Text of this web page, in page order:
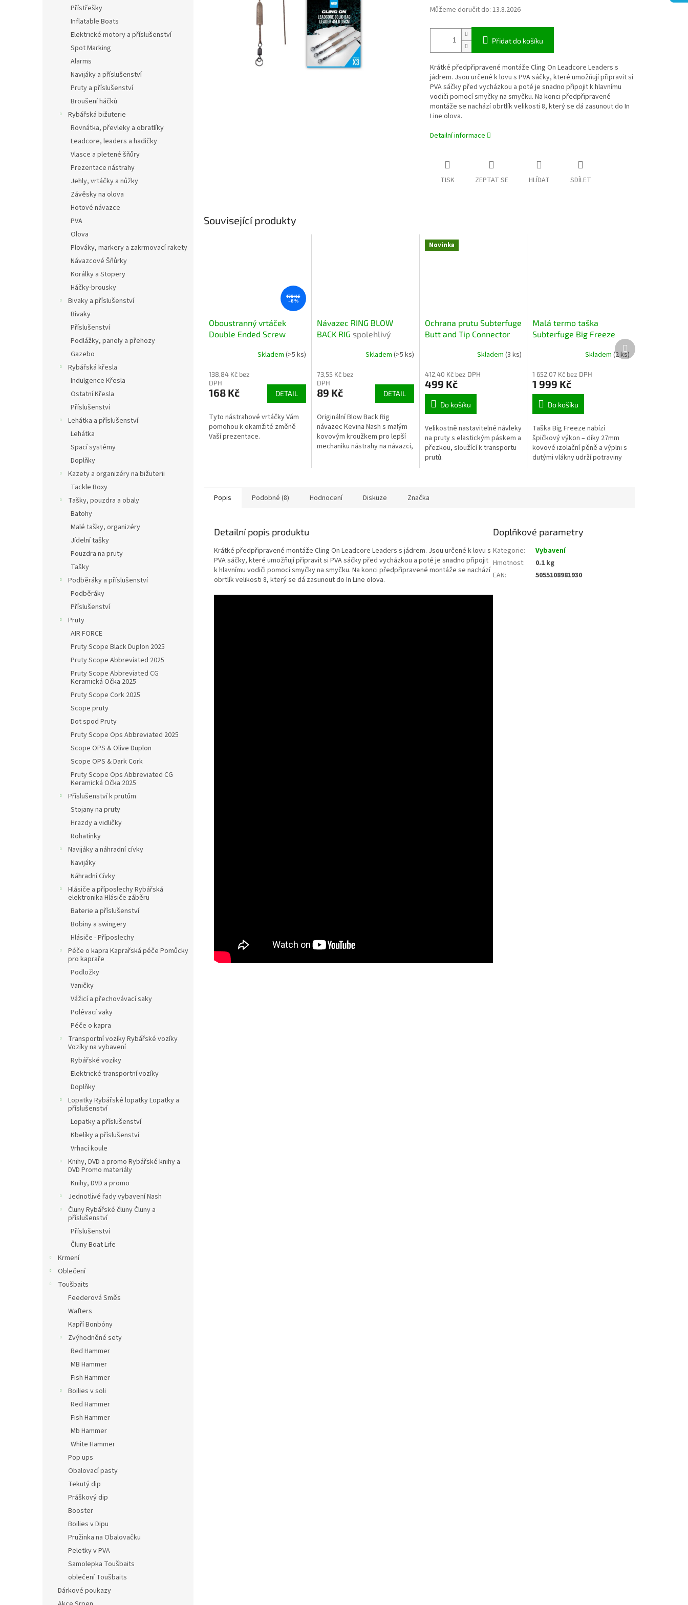
Přístřešky
Inflatable Boats
Elektrické motory a příslušenství
Spot Marking
Alarms
Navijáky a příslušenství
Pruty a příslušenství
Broušení háčků
Rybářská bižuterie
Rovnátka, převleky a obratlíky
Leadcore, leaders a hadičky
Vlasce a pletené šňůry
Prezentace nástrahy
Jehly, vrtáčky a nůžky
Závěsky na olova
Hotové návazce
PVA
Olova
Plováky, markery a zakrmovací rakety
Návazcové Šňůrky
Korálky a Stopery
Háčky-brousky
Bivaky a příslušenství
Bivaky
Příslušenství
Podlážky, panely a přehozy
Gazebo
Rybářská křesla
Indulgence Křesla
Ostatní Křesla
Příslušenství
Lehátka a příslušenství
Lehátka
Spací systémy
Doplňky
Kazety a organizéry na bižuterii
Tackle Boxy
Tašky, pouzdra a obaly
Batohy
Malé tašky, organizéry
Jídelní tašky
Pouzdra na pruty
Tašky
Podběráky a příslušenství
Podběráky
Příslušenství
Pruty
AIR FORCE
Pruty Scope Black Duplon 2025
Pruty Scope Abbreviated 2025
Pruty Scope Abbreviated CG
Keramická Očka 2025
Pruty Scope Cork 2025
Scope pruty
Dot spod Pruty
Pruty Scope Ops Abbreviated 2025
Scope OPS & Olive Duplon
Scope OPS & Dark Cork
Pruty Scope Ops Abbreviated CG
Keramická Očka 2025
Příslušenství k prutům
Stojany na pruty
Hrazdy a vidličky
Rohatinky
Navijáky a náhradní cívky
Navijáky
Náhradní Cívky
Hlásiče a příposlechy Rybářská
elektronika Hlásiče záběru
Baterie a příslušenství
Bobiny a swingery
Hlásiče - Příposlechy
Péče o kapra Kaprařská péče Pomůcky
pro kapraře
Podložky
Vaničky
Vážicí a přechovávací saky
Polévací vaky
Péče o kapra
Transportní vozíky Rybářské vozíky
Vozíky na vybavení
Rybářské vozíky
Elektrické transportní vozíky
Doplňky
Lopatky Rybářské lopatky Lopatky a
příslušenství
Lopatky a příslušenství
Kbelíky a příslušenství
Vrhací koule
Knihy, DVD a promo Rybářské knihy a
DVD Promo materiály
Knihy, DVD a promo
Jednotlivé řady vybavení Nash
Čluny Rybářské čluny Čluny a
příslušenství
Příslušenství
Čluny Boat Life
Krmení
Oblečení
Toušbaits
Feederová Směs
Wafters
Kapří Bonbóny
Zvýhodněné sety
Red Hammer
MB Hammer
Fish Hammer
Boilies v soli
Red Hammer
Fish Hammer
Mb Hammer
White Hammer
Pop ups
Obalovací pasty
Tekutý dip
Práškový dip
Booster
Boilies v Dipu
Pružinka na Obalovačku
Peletky v PVA
Samolepka Toušbaits
oblečení Toušbaits
Dárkové poukazy
Můžeme doručit do: 13.8.2026
Přidat do košíku
Krátké předpřipravené montáže Cling On Leadcore Leaders s
jádrem. Jsou určené k lovu s PVA sáčky, které umožňují připravit si
PVA sáčky před vycházkou a poté je snadno připojit k hlavnímu
vodiči pomocí smyčky na smyčku. Na konci předpřipravené
montáže se nachází obrtlík velikosti 8, který se dá zasunout do In
Line olova.
Detailní informace
TISK ZEPTAT SE HLÍDAT SDÍLET
Související produkty
179 Kč
–6 %
Oboustranný vrtáček
Double Ended Screw
snadné navrtání boilies a
Skladem (>5 ks)
138,84 Kč bez
DPH
168 Kč DETAIL
Tyto nástrahové vrtáčky Vám
pomohou k okamžité změně
Vaší prezentace.
Návazec RING BLOW
BACK RIG spolehlivý
Skladem (>5 ks)
73,55 Kč bez
DPH
89 Kč DETAIL
Originální Blow Back Rig
návazec Kevina Nash s malým
kovovým kroužkem pro lepší
mechaniku nástrahy na návazci,
Novinka
Ochrana prutu Subterfuge
Butt and Tip Connector
konec a špičkuSkladem(3 ks)
412,40 Kč bez DPH
499 Kč
Do košíku
Velikostně nastavitelné návleky
na pruty s elastickým páskem a
přezkou, sloužící k transportu
prutů.
Malá termo taška
Subterfuge Big Freeze
Freeze Cool Bag Small
taška na nástrahy a
potraviny
Skladem (2 ks)
1 652,07 Kč bez DPH
1 999 Kč
Do košíku
Taška Big Freeze nabízí
špičkový výkon – díky 27mm
kovové izolační pěně a výplni s
dutými vlákny udrží potraviny
Další
produkt
Popis Podobné (8) Hodnocení Diskuze Značka
Detailní popis produktu
Krátké předpřipravené montáže Cling On Leadcore Leaders s jádrem. Jsou určené k lovu s
PVA sáčky, které umožňují připravit si PVA sáčky před vycházkou a poté je snadno připojit
k hlavnímu vodiči pomocí smyčky na smyčku. Na konci předpřipravené montáže se nachází
obrtlík velikosti 8, který se dá zasunout do In Line olova.
Doplňkové parametry
Kategorie:
Vybavení
Hmotnost:
0.1 kg
EAN: 5055108981930